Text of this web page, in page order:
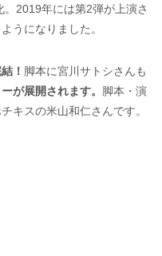
2019年には第2弾が上演さ
うになりました。
！ 脚本に宮川サトシさんも
が展開されます。 脚本・演
キスの米山和仁さんです。